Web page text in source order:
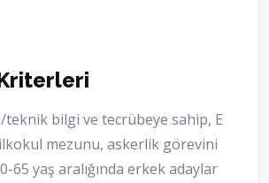
bilgi ve tecrübeye sahip, E
ilkokul mezunu, askerlik görevini
65 yaş aralığında erkek adaylar